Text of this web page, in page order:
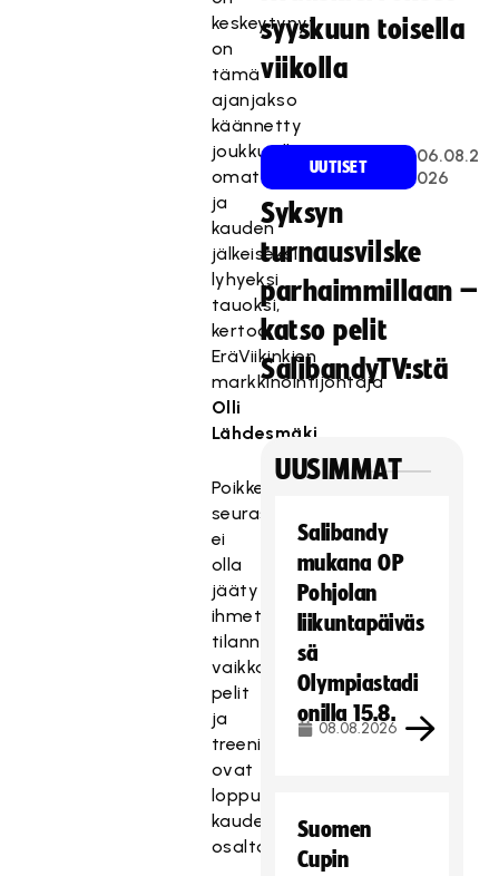
keskeytynyt,
on
tämä
ajanjakso
käännetty
joukkueille
omatoimiharjoitteluksi
ja
kauden
jälkeiseksi
lyhyeksi
tauoksi,
kertoo
EräViikinkien
markkinointijohtaja
Olli
Lähdesmäki.
Poikkeustilanteessa
seurassa
ei
olla
jääty
ihmettelemään
tilannetta,
vaikka
pelit
ja
treenit
ovat
loppuneet
kauden
osalta.
syyskuun toisella
viikolla
UUTISET
06.08.2
026
Syksyn
turnausvilske
parhaimmillaan –
katso pelit
SalibandyTV:stä
UUSIMMAT
Salibandy
mukana OP
Pohjolan
liikuntapäiväs
sä
Olympiastadi
onilla 15.8.
08.08.2026
Suomen
Cupin